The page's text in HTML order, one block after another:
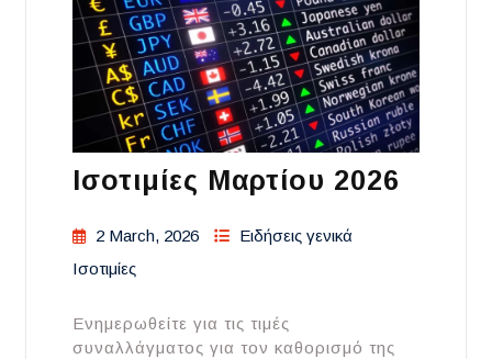
Ισοτιμίες Μαρτίου 2026
2 March, 2026
Ειδήσεις γενικά
Ισοτιμίες
Ενημερωθείτε για τις τιμές
συναλλάγματος για τον καθορισμό της